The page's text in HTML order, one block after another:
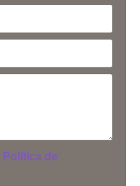
Política de